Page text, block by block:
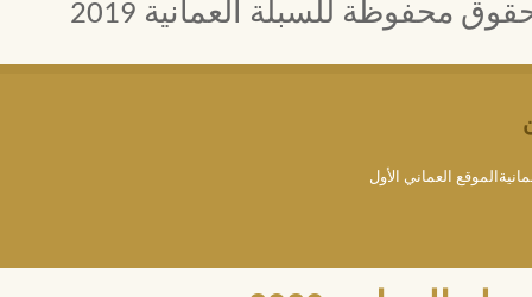
محفوظة للسبلة العمانية 2019
العماني الأول